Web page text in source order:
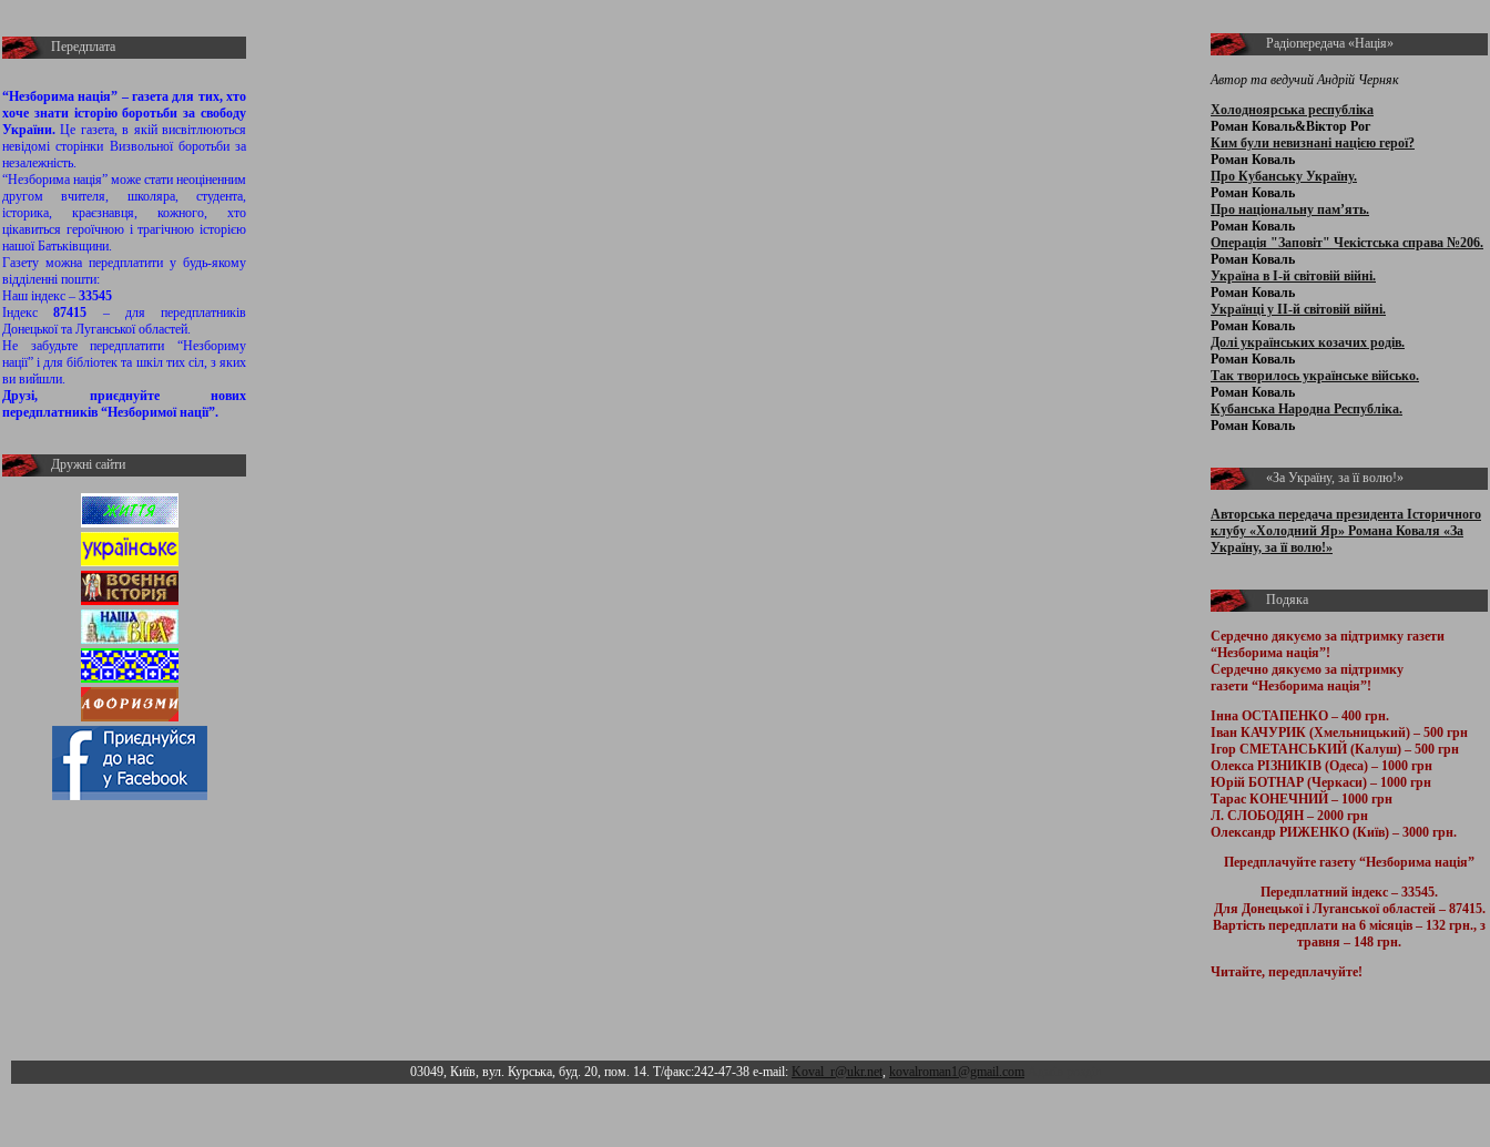
Передплата
“Незборима нація” – газета для тих, хто
хоче знати історію боротьби за свободу
України.Це газета, в якій висвітлюються
невідомі сторінки Визвольної боротьби за
незалежність.
“Незборима нація” може стати неоціненним
другом вчителя, школяра, студента,
історика, краєзнавця, кожного, хто
цікавиться героїчною і трагічною історією
нашої Батьківщини.
Газету можна передплатити у будь-якому
відділенні пошти:
Наш індекс – 33545
Індекс87415 – для передплатників
Донецької та Луганської областей.
Не забудьте передплатити “Незбориму
нації” і для бібліотек та шкіл тих сіл, з яких
ви вийшли.
Друзі, приєднуйте нових
передплатників “Незборимої нації”.
Дружні сайти
Радіопередача «Нація»
Автор та ведучий Андрій Черняк
Холодноярська республіка
Роман Коваль&Віктор Рог
Ким були невизнані нацією герої?
Роман Коваль
Про Кубанську Україну.
Роман Коваль
Про національну пам’ять.
Роман Коваль
Операція "Заповіт" Чекістська справа №206.
Роман Коваль
Україна в І-й світовій війні.
Роман Коваль
Українці у ІІ-й світовій війні.
Роман Коваль
Долі українських козачих родів.
Роман Коваль
Так творилось українське військо.
Роман Коваль
Кубанська Народна Республіка.
Роман Коваль
«За Україну, за її волю!»
Авторська передача президента Історичного
клубу «Холодний Яр» Романа Коваля «За
Україну, за її волю!»
Подяка
Сердечно дякуємо за підтримку газети
“Незборима нація”!
Сердечно дякуємо за підтримку
газети “Незборима нація”!
Інна ОСТАПЕНКО – 400 грн.
Іван КАЧУРИК (Хмельницький) – 500 грн
Ігор СМЕТАНСЬКИЙ (Калуш) – 500 грн
Олекса РІЗНИКІВ (Одеса) – 1000 грн
Юрій БОТНАР (Черкаси) – 1000 грн
Тарас КОНЕЧНИЙ – 1000 грн
Л. СЛОБОДЯН – 2000 грн
Олександр РИЖЕНКО (Київ) – 3000 грн.
Передплачуйте газету “Незборима нація”
Передплатний індекс – 33545.
Для Донецької і Луганської областей – 87415.
Вартість передплати на 6 місяців – 132 грн., з
травня – 148 грн.
Читайте, передплачуйте!
03049, Київ, вул. Курська, буд. 20, пом. 14. Т/факс:242-47-38 e-mail: Koval_r@ukr.net, kovalroman1@gmail.com